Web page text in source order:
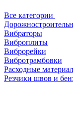
Все категории
Вибраторы
Виброплиты
Виброрейки
Вибротрамбовки
Расходные
Резчики швов и